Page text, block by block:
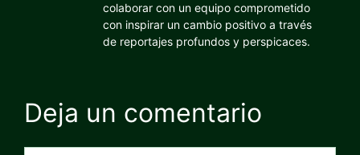
colaborar con un equipo comprometido
con inspirar un cambio positivo a través
de reportajes profundos y perspicaces.
Deja un comentario